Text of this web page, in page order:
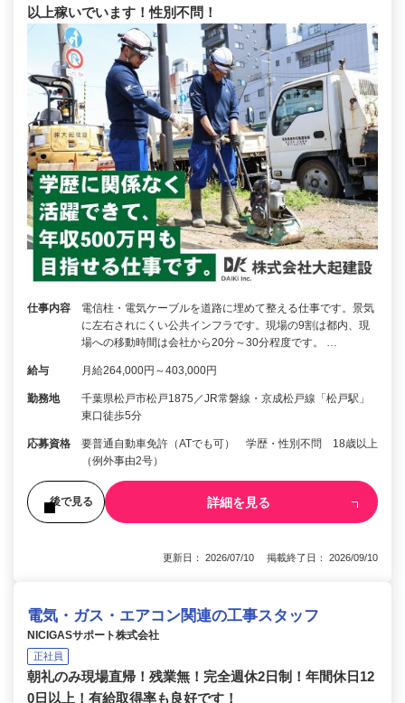
以上稼いでいます！性別不問！
仕事内容
電信柱・電気ケーブルを道路に埋めて整える仕事です。景気
に左右されにくい公共インフラです。現場の9割は都内、現
場への移動時間は会社から20分～30分程度です。 …
給与 月給264,000円～403,000円
勤務地
千葉県松戸市松戸1875／JR常磐線・京成松戸線「松戸駅」
東口徒歩5分
応募資格
要普通自動車免許（ATでも可） 学歴・性別不問 18歳以上
（例外事由2号）
後で見る 詳細を見る
更新日： 2026/07/10 掲載終了日： 2026/09/10
電気・ガス・エアコン関連の工事スタッフ
NICIGASサポート株式会社
正社員
朝礼のみ現場直帰！残業無！完全週休2日制！年間休日12
0日以上！有給取得率も良好です！